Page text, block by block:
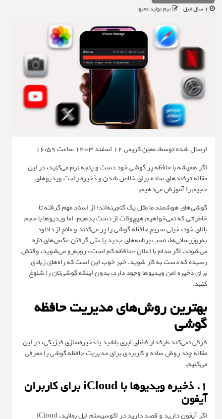
تیم تولید محتوا
ارسال شده توسط: معین کریمی12 اسفند 1403 ساعت 16:59
اگر همیشه با حافظه پر گوشی خود دست و پنجه نرم می‌کنید، در این
مقاله ترفندهای ساده‌ برای خلاص شدن و ذخیره راحت ویدیوهای
حجیم را آموزش می‌دهیم.
گوشی‌های هوشمند ما مثل یک گنجینه‌اند؛ از اسناد مهم گرفته تا
خاطراتی که نمی‌خواهیم هیچ‌وقت از دست بدهیم. اما ویدیوها با حجم
بالای خود، خیلی سریع حافظه گوشی را پر می‌کنند و مانع از دانلود
به‌روزرسانی‌ها، نصب برنامه‌های جدید یا حتی گرفتن عکس‌های تازه
می‌شوند. اگر مدام با اعلان «حافظه کم است» روبه‌رو می‌شوید، وقتش
رسیده که دست به کار شوید. خبر خوب این است که راه‌های زیادی
برای ذخیره امن ویدیوها وجود دارد، بدون اینکه گوشی‌تان را شلوغ
کنید.
بهترین روش‌های مدیریت حافظه
گوشی
فرقی نمی‌کند طرفدار فضای ابری باشید یا ذخیره‌سازی فیزیکی، در این
مقاله چند روش ساده و کاربردی برای مدیریت حافظه گوشی را معرفی
می‌کنیم.
۱. ذخیره ویدیوها با iCloud برای کاربران
آیفون
اگر آیفون دارید و قصد دارید در اکوسیستم اپل بمانید، iCloud